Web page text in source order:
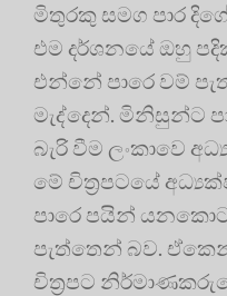
මිතුරකු සමග පාර
එම දර්ශනයේ ඔහු
එන්නේ පාරෙ වම්
මැද්දෙන්. මිනිසුන්ට
බැරි වීම ලංකාවෙ
මේ චිත්‍රපටයේ
පාරෙ පයින්
පැත්තෙන් බව.
චිත්‍රපට